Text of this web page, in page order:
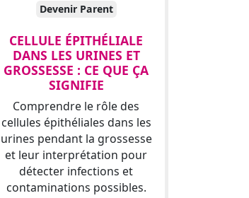
Devenir Parent
CELLULE ÉPITHÉLIALE
DANS LES URINES ET
GROSSESSE : CE QUE ÇA
SIGNIFIE
Comprendre le rôle des
cellules épithéliales dans les
urines pendant la grossesse
et leur interprétation pour
détecter infections et
contaminations possibles.